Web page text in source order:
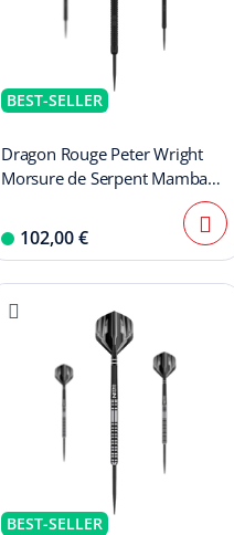
BEST-SELLER
Dragon Rouge Peter Wright
Morsure de Serpent Mamba
102,00 €
BEST-SELLER